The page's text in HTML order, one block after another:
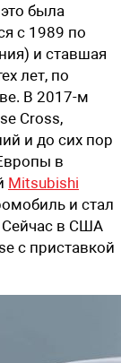
была
с 1989 по
и ставшая
лет, по
В 2017-м
Cross,
и до сих пор
в
Mitsubishi
и стал
Сейчас в США
с приставкой